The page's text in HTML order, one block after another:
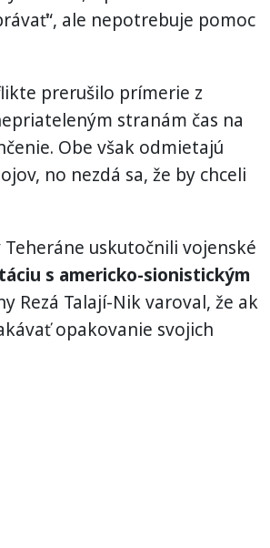
ale nepotrebuje pomoc
prerušilo prímerie z
stranám čas na
Obe však odmietajú
no nezdá sa, že by chceli
uskutočnili vojenské
s americko-sionistickým
Rezá Talají-Nik varoval, že ak
opakovanie svojich